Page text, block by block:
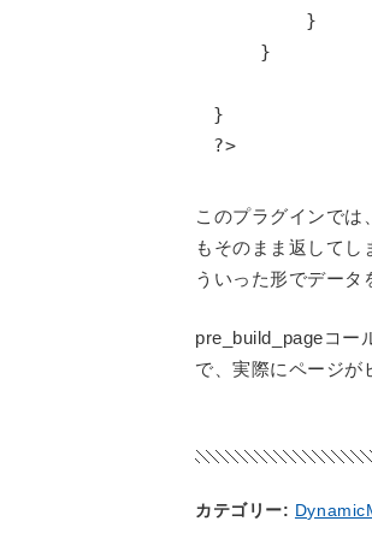
        }
    }
}
?>
このプラグインで
もそのまま返して
ういった形でデータ
pre_build_pageコー
で、実際にページが
カテゴリー